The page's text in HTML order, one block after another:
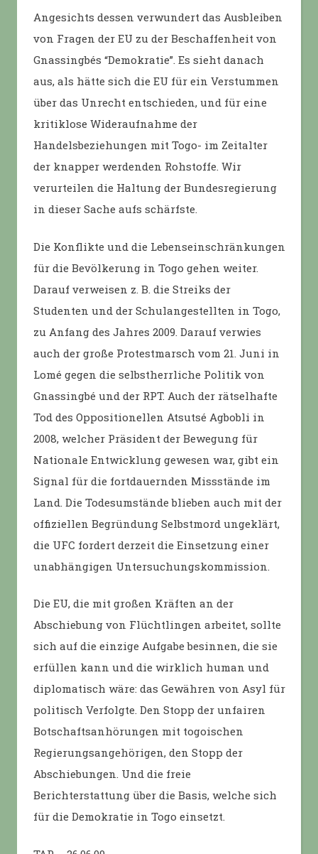
Angesichts dessen verwundert das Ausbleiben
von Fragen der EU zu der Beschaffenheit von
Gnassingbés “Demokratie”. Es sieht danach
aus, als hätte sich die EU für ein Verstummen
über das Unrecht entschieden, und für eine
kritiklose Wideraufnahme der
Handelsbeziehungen mit Togo- im Zeitalter
der knapper werdenden Rohstoffe. Wir
verurteilen die Haltung der Bundesregierung
in dieser Sache aufs schärfste.
Die Konflikte und die Lebenseinschränkungen
für die Bevölkerung in Togo gehen weiter.
Darauf verweisen z. B. die Streiks der
Studenten und der Schulangestellten in Togo,
zu Anfang des Jahres 2009. Darauf verwies
auch der große Protestmarsch vom 21. Juni in
Lomé gegen die selbstherrliche Politik von
Gnassingbé und der RPT. Auch der rätselhafte
Tod des Oppositionellen Atsutsé Agbobli in
2008, welcher Präsident der Bewegung für
Nationale Entwicklung gewesen war, gibt ein
Signal für die fortdauernden Missstände im
Land. Die Todesumstände blieben auch mit der
offiziellen Begründung Selbstmord ungeklärt,
die UFC fordert derzeit die Einsetzung einer
unabhängigen Untersuchungskommission.
Die EU, die mit großen Kräften an der
Abschiebung von Flüchtlingen arbeitet, sollte
sich auf die einzige Aufgabe besinnen, die sie
erfüllen kann und die wirklich human und
diplomatisch wäre: das Gewähren von Asyl für
politisch Verfolgte. Den Stopp der unfairen
Botschaftsanhörungen mit togoischen
Regierungsangehörigen, den Stopp der
Abschiebungen. Und die freie
Berichterstattung über die Basis, welche sich
für die Demokratie in Togo einsetzt.